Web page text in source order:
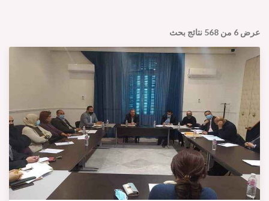
عرض 6 من 568 نتائج بحث